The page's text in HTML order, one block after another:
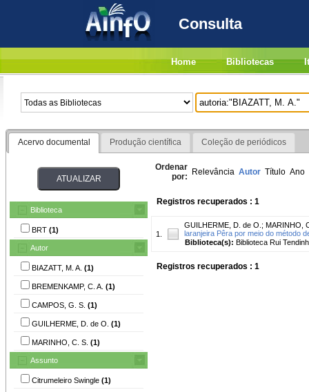
Consulta
Home Bibliotecas
Acervo documental Produção científica Coleção de periódicos
Biblioteca
BRT (1)
Autor
BIAZATT, M. A. (1)
BREMENKAMP, C. A. (1)
CAMPOS, G. S. (1)
GUILHERME, D. de O. (1)
MARINHO, C. S. (1)
Assunto
Citrumeleiro Swingle (1)
Ordenar
por: Relevância Autor Título Ano
Registros recuperados : 1
1.
GUILHERME, D. de O. ; MARINHO,
laranjeira Pêra por meio do método
Biblioteca(s): Biblioteca Rui
Registros recuperados : 1